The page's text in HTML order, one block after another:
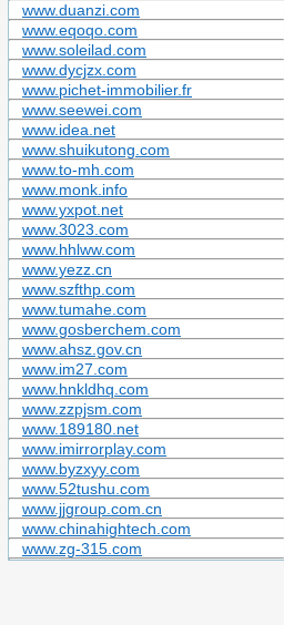
www.duanzi.com
www.eqoqo.com
www.soleilad.com
www.dycjzx.com
www.pichet-immobilier.fr
www.seewei.com
www.idea.net
www.shuikutong.com
www.to-mh.com
www.monk.info
www.yxpot.net
www.3023.com
www.hhlww.com
www.yezz.cn
www.szfthp.com
www.tumahe.com
www.gosberchem.com
www.ahsz.gov.cn
www.im27.com
www.hnkldhq.com
www.zzpjsm.com
www.189180.net
www.imirrorplay.com
www.byzxyy.com
www.52tushu.com
www.jjgroup.com.cn
www.chinahightech.com
www.zg-315.com